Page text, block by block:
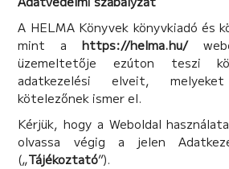
A HELMA Könyvek könyvkiadó és
mint a https://helma.hu/
üzemeltetője ezúton teszi
adatkezelési elveit,
kötelezőnek ismer el.
Kérjük, hogy a Weboldal
olvassa végig a jelen
(„Tájékoztató”).